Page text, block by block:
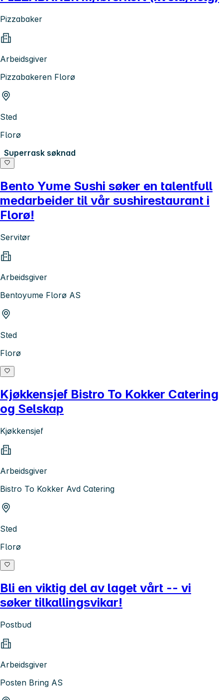
Pizzabaker
Arbeidsgiver
Pizzabakeren Florø
Sted
Florø
Superrask søknad
Bento Yume Sushi søker en talentfull
medarbeider til vår sushirestaurant i
Florø!
Servitør
Arbeidsgiver
Bentoyume Florø AS
Sted
Florø
Kjøkkensjef Bistro To Kokker Catering
og Selskap
Kjøkkensjef
Arbeidsgiver
Bistro To Kokker Avd Catering
Sted
Florø
Bli en viktig del av laget vårt -- vi
søker tilkallingsvikar!
Postbud
Arbeidsgiver
Posten Bring AS